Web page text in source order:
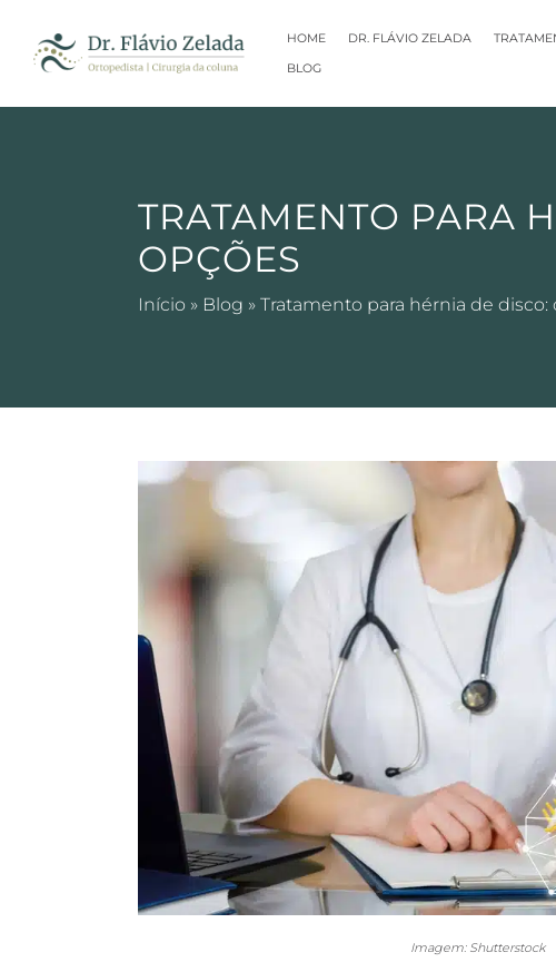
HOME DR. FLÁVIO ZELADA
BLOG
TRATAMENTO PARA
OPÇÕES
Início » Blog » Tratamento para hérnia de
Imagem: Shutterstock